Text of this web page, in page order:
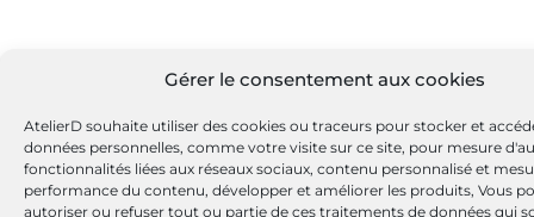
Gérer le consentement aux cookies
AtelierD souhaite utiliser des cookies ou traceurs pour stocker et
données personnelles, comme votre visite sur ce site, pour mesure
fonctionnalités liées aux réseaux sociaux, contenu personnalisé et
performance du contenu, développer et améliorer les produits, Vous
autoriser ou refuser tout ou partie de ces traitements de données qui